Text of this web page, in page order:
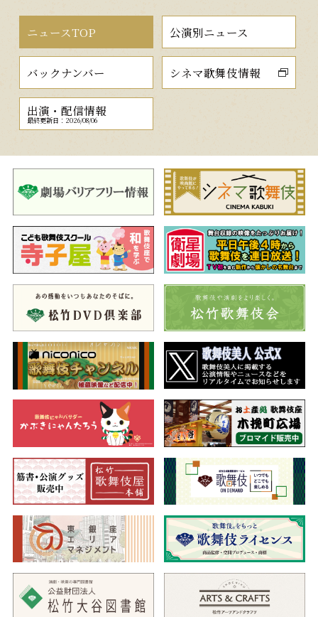
ニュースTOP 公演別ニュース
バックナンバー シネマ歌舞伎情報
出演・配信情報
最終更新日：2026/08/06